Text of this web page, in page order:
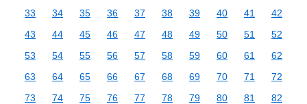
33
34 35 36 37 38 39 40 41
42
43
44 45 46 47 48 49 50 51
52
53
54 55 56 57 58 59 60 61
62
63
64 65 66 67 68 69 70 71
72
73
74 75 76 77 78 79 80 81
82